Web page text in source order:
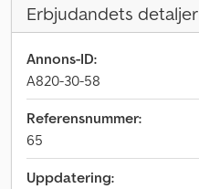
Erbjudandets detaljer
Annons-ID:
A820-30-58
Referensnummer:
65
Uppdatering: